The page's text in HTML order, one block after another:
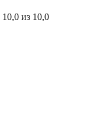
10,0 из 10,0